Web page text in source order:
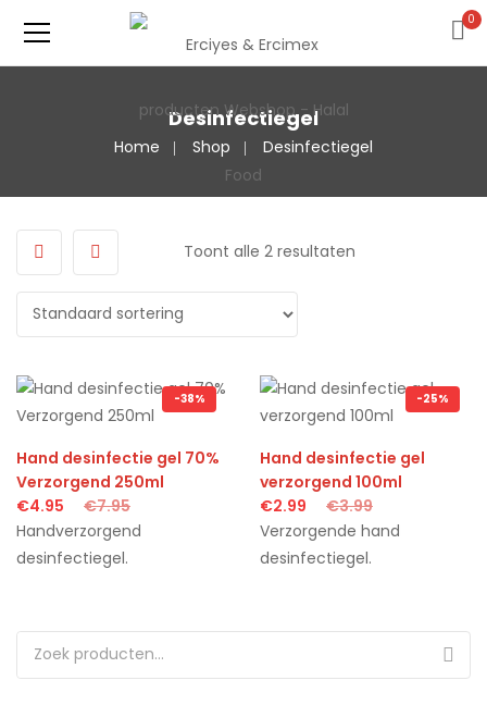
0
Desinfectiegel
Home Shop Desinfectiegel
Toont alle 2 resultaten
-38%
Hand desinfectie gel 70%
Verzorgend 250ml
€4.95 €7.95
Handverzorgend
desinfectiegel.
-25%
Hand desinfectie gel
verzorgend 100ml
€2.99 €3.99
Verzorgende hand
desinfectiegel.
Zoeken naar: